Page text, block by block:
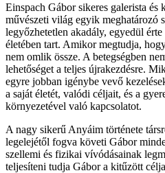
Einspach Gábor sikeres galerista és
művészeti világ egyik meghatározó
legyőzhetetlen akadály, egyedül
életében tart. Amikor megtudja,
nem omlik össze. A betegségben
lehetőséget a teljes újrakezdésre.
egyre jobban igénybe vevő
a saját életét, valódi céljait, és a
környezetével való kapcsolatot.
A nagy sikerű Anyáim története
legelejétől fogva követi Gábor
szellemi és fizikai vívódásainak
teljesíteni tudja Gábor a kitűzött